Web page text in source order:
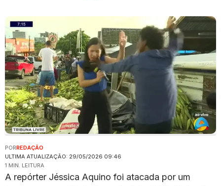
ULTIMA ATUALIZAÇÃO: 29/05/2026 09:46
PORREDAÇÃO
1 MIN. LEITURA
A repórter Jéssica Aquino foi atacada por um